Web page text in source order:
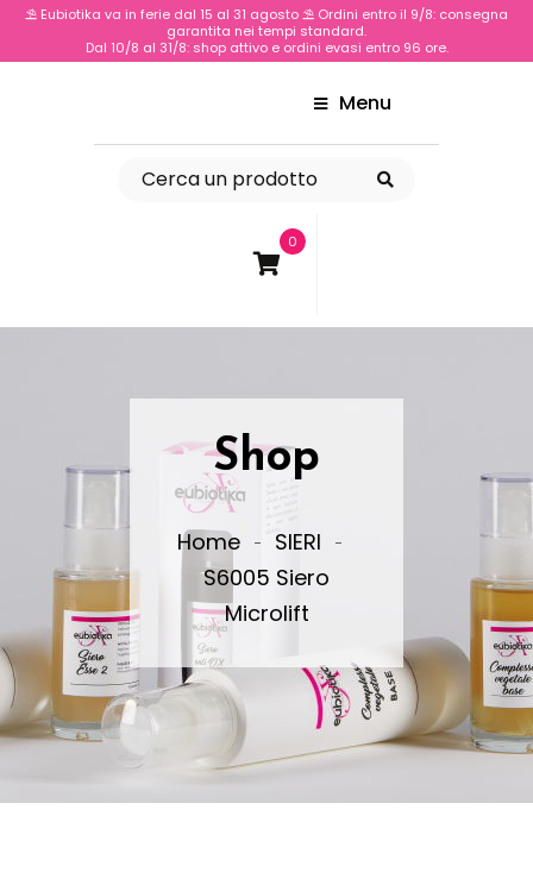
⛱️ Eubiotika va in ferie dal 15 al 31 agosto ⛱️ Ordini entro il 9/8: consegna
garantita nei tempi standard.
Dal 10/8 al 31/8: shop attivo e ordini evasi entro 96 ore.
Menu
0
Shop
Home
SIERI
S6005 Siero
Microlift